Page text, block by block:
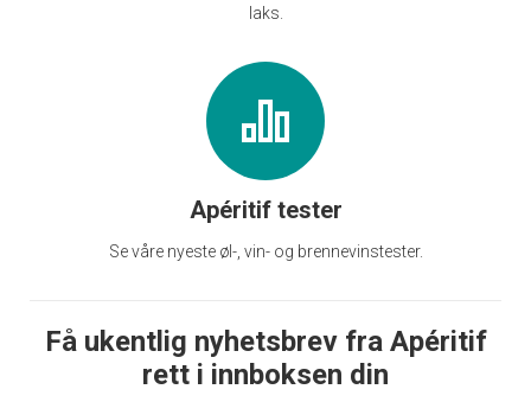
laks.
Apéritif tester
Se våre nyeste øl-, vin- og brennevinstester.
Få ukentlig nyhetsbrev fra Apéritif
rett i innboksen din